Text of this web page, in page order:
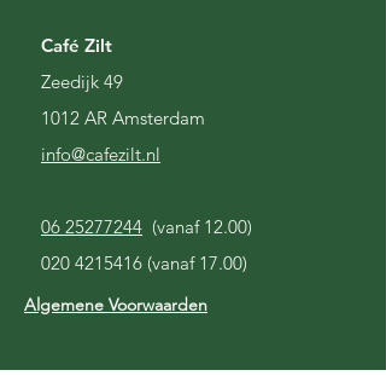
Café Zilt
Zeedijk 49
1012 AR Amsterdam
info@cafezilt.nl
06 25277244 (vanaf 12.00)
020 4215416 (vanaf 17.00)
Algemene Voorwaarden